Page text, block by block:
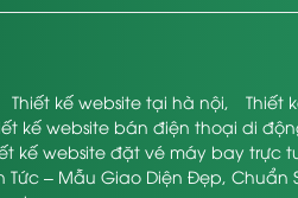
Thiết kế website tại hà nội, Thiết
kế website bán điện thoại di
kế website đặt vé máy bay trực
Tức – Mẫu Giao Diện Đẹp, Chuẩn